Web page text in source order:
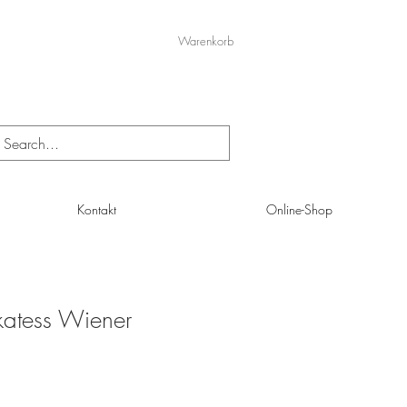
Warenkorb
Kontakt Online-Shop
Wiener